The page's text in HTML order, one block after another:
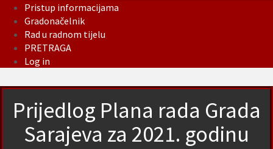
Pristup informacijama
Gradonačelnik
Rad u radnom tijelu
PRETRAGA
Log in
Prijedlog Plana rada Grada
Sarajeva za 2021. godinu